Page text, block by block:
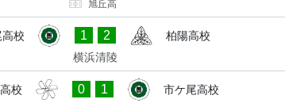
旭丘高
校 1 2
柏陽高校
横浜清陵
校 0 1
市ケ尾高校